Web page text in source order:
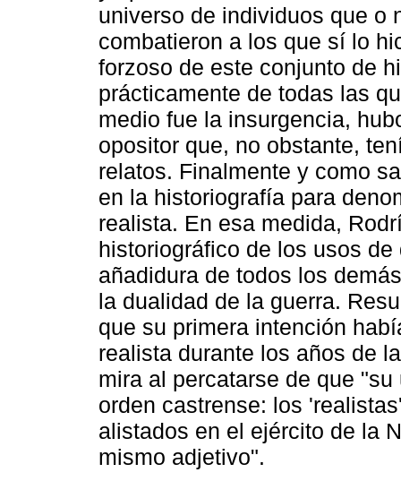
universo de individuos que o
combatieron a los que sí lo
forzoso de este conjunto de
prácticamente de todas las
medio fue la insurgencia,
opositor que, no obstante,
relatos. Finalmente y como
en la historiografía para
realista. En esa medida,
historiográfico de los usos
añadidura de todos los
la dualidad de la guerra.
que su primera intención
realista durante los años de
mira al percatarse de que
orden castrense: los
alistados en el ejército de la
mismo adjetivo".